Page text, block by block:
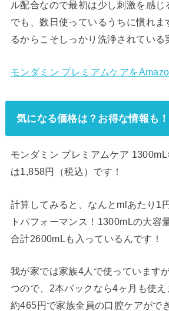
ル配合なので最初は少し刺激を感じ
でも、数日使っているうちに慣れま
るからこそしっかり洗浄されている
モンダミン プレミアムケアを
気になる価格は？お得な情報も！
モンダミン プレミアムケア
は1,858円（税込）です！
計算してみると、なんとmlあたり1
トパフォーマンス！1300mLの大容
合計2600mLも入っているんです！
我が家では家族4人で使っています
つので、2本パックなら4ヶ月も使え
約465円で家族全員の口腔ケアがで